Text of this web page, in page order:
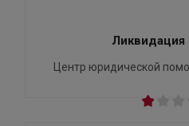
Ликвидация
Центр юридической